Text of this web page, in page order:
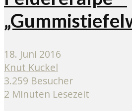
18. Juni 2016
Knut Kuckel
3.259 Besucher
2 Minuten Lesezeit